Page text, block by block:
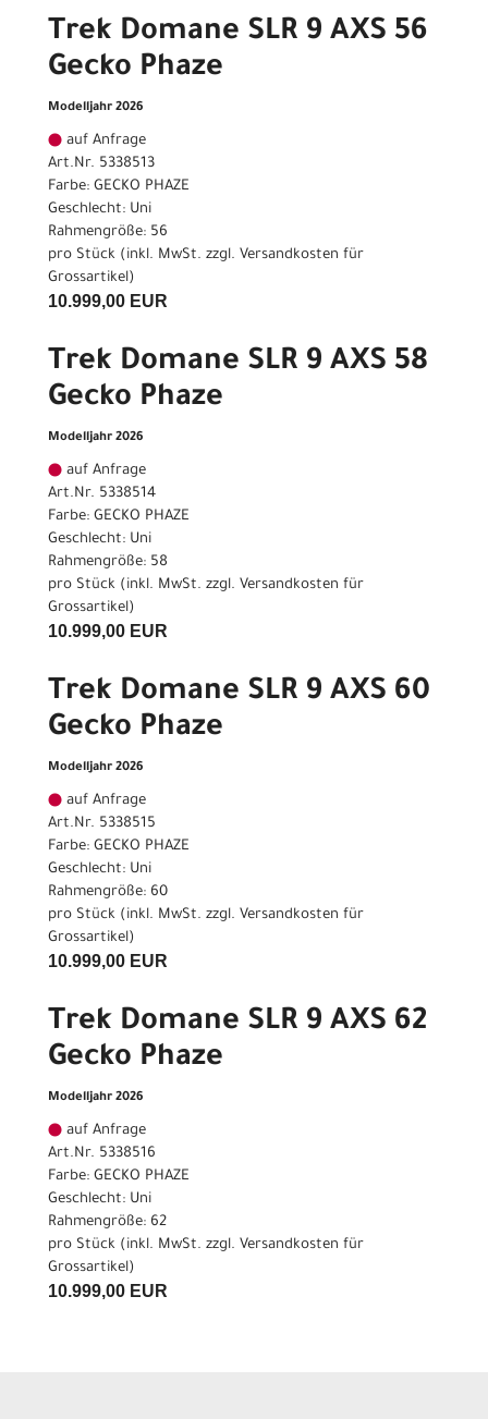
Trek Domane SLR 9 AXS 56
Gecko Phaze
Modelljahr 2026
auf Anfrage
Art.Nr. 5338513
Farbe: GECKO PHAZE
Geschlecht: Uni
Rahmengröße: 56
pro Stück (inkl. MwSt. zzgl. Versandkosten für
Grossartikel)
10.999,00 EUR
Trek Domane SLR 9 AXS 58
Gecko Phaze
Modelljahr 2026
auf Anfrage
Art.Nr. 5338514
Farbe: GECKO PHAZE
Geschlecht: Uni
Rahmengröße: 58
pro Stück (inkl. MwSt. zzgl. Versandkosten für
Grossartikel)
10.999,00 EUR
Trek Domane SLR 9 AXS 60
Gecko Phaze
Modelljahr 2026
auf Anfrage
Art.Nr. 5338515
Farbe: GECKO PHAZE
Geschlecht: Uni
Rahmengröße: 60
pro Stück (inkl. MwSt. zzgl. Versandkosten für
Grossartikel)
10.999,00 EUR
Trek Domane SLR 9 AXS 62
Gecko Phaze
Modelljahr 2026
auf Anfrage
Art.Nr. 5338516
Farbe: GECKO PHAZE
Geschlecht: Uni
Rahmengröße: 62
pro Stück (inkl. MwSt. zzgl. Versandkosten für
Grossartikel)
10.999,00 EUR